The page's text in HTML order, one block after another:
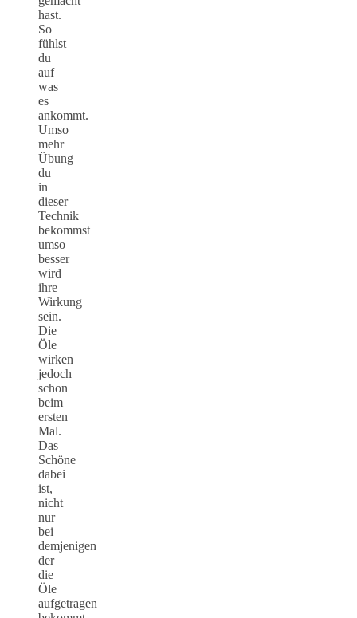
hast.
So
fühlst
du
auf
was
es
ankommt.
Umso
mehr
Übung
du
in
dieser
Technik
bekommst
umso
besser
wird
ihre
Wirkung
sein.
Die
Öle
wirken
jedoch
schon
beim
ersten
Mal.
Das
Schöne
dabei
ist,
nicht
nur
bei
demjenigen
der
die
Öle
aufgetragen